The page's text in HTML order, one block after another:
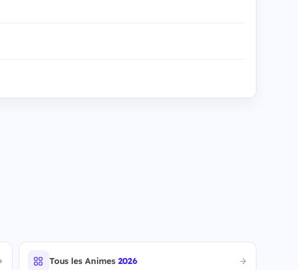
Tous les Animes 2026